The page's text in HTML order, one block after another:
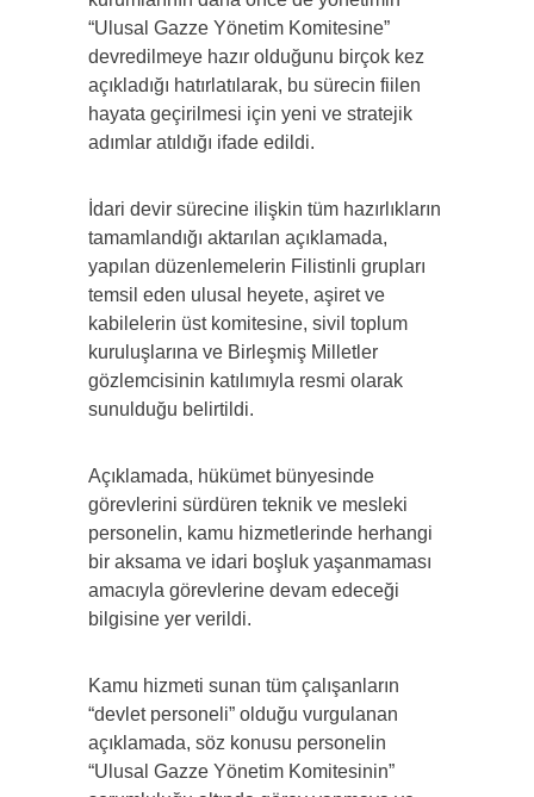
“Ulusal Gazze Yönetim Komitesine”
devredilmeye hazır olduğunu birçok kez
açıkladığı hatırlatılarak, bu sürecin fiilen
hayata geçirilmesi için yeni ve stratejik
adımlar atıldığı ifade edildi.
İdari devir sürecine ilişkin tüm hazırlıkların
tamamlandığı aktarılan açıklamada,
yapılan düzenlemelerin Filistinli grupları
temsil eden ulusal heyete, aşiret ve
kabilelerin üst komitesine, sivil toplum
kuruluşlarına ve Birleşmiş Milletler
gözlemcisinin katılımıyla resmi olarak
sunulduğu belirtildi.
Açıklamada, hükümet bünyesinde
görevlerini sürdüren teknik ve mesleki
personelin, kamu hizmetlerinde herhangi
bir aksama ve idari boşluk yaşanmaması
amacıyla görevlerine devam edeceği
bilgisine yer verildi.
Kamu hizmeti sunan tüm çalışanların
“devlet personeli” olduğu vurgulanan
açıklamada, söz konusu personelin
“Ulusal Gazze Yönetim Komitesinin”